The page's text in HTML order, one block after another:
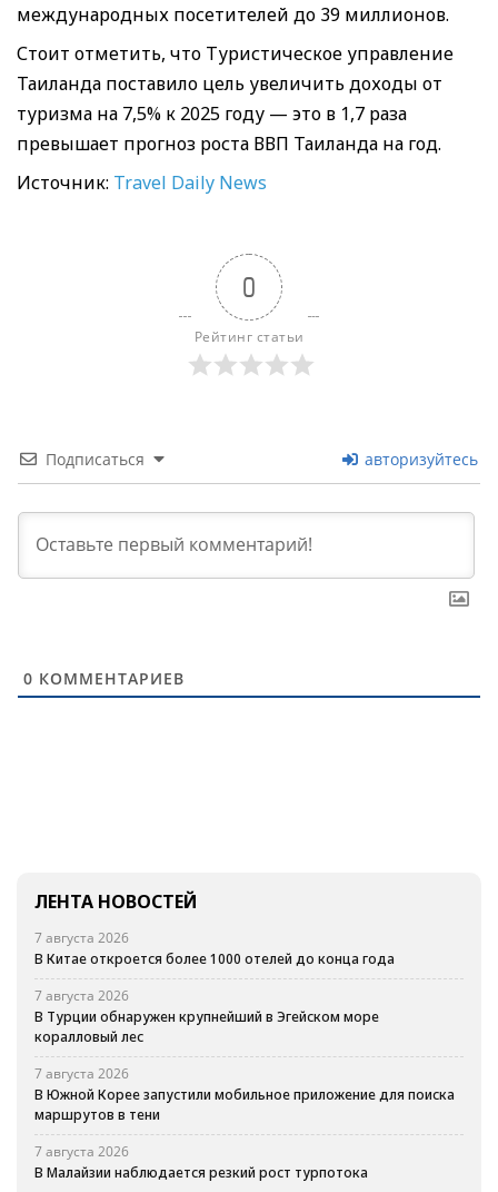
международных посетителей до 39 миллионов.
Стоит отметить, что Tуристическое управление
Таиланда поставило цель увеличить доходы от
туризма на 7,5% к 2025 году — это в 1,7 раза
превышает прогноз роста ВВП Таиланда на год.
Источник: Travel Daily News
0
Рейтинг статьи
Подписаться авторизуйтесь
0 КОММЕНТАРИЕВ
ЛЕНТА НОВОСТЕЙ
7 августа 2026
В Китае откроется более 1000 отелей до конца года
7 августа 2026
В Турции обнаружен крупнейший в Эгейском море
коралловый лес
7 августа 2026
В Южной Корее запустили мобильное приложение для поиска
маршрутов в тени
7 августа 2026
В Малайзии наблюдается резкий рост турпотока